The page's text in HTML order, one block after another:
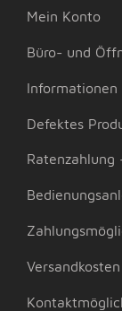
Mein Konto
Büro- und
Informationen
Defektes